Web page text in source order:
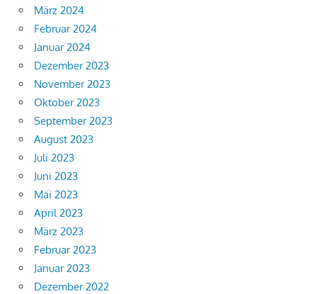
März 2024
Februar 2024
Januar 2024
Dezember 2023
November 2023
Oktober 2023
September 2023
August 2023
Juli 2023
Juni 2023
Mai 2023
April 2023
März 2023
Februar 2023
Januar 2023
Dezember 2022